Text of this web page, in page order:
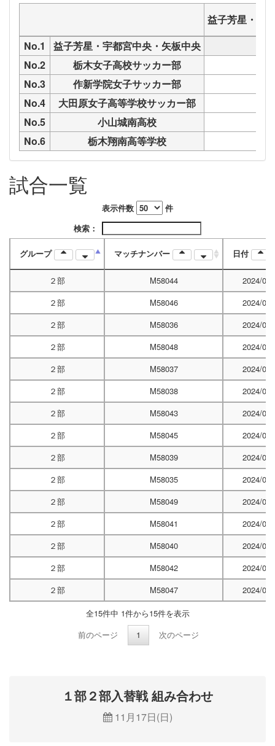
益子芳星・宇
No.1
益子芳星・宇都宮中央・矢板中央
No.2
栃木女子高校サッカー部
No.3
作新学院女子サッカー部
No.4
大田原女子高等学校サッカー部
No.5
小山城南高校
No.6
栃木翔南高等学校
試合一覧
表示件数
件
検索：
グループ マッチナンバー 日付
２部 M58044
2024/04/
２部
M58046
2024/04/
２部
M58036
2024/04/
２部
M58048
2024/04/
２部
M58037
2024/04/
２部
M58038
2024/05/
２部
M58043
2024/05/
２部
M58045
2024/05/
２部
M58039
2024/05/
２部
M58035
2024/06/
２部
M58049
2024/06/
２部
M58041
2024/06/
２部
M58040
2024/06/
２部
M58042
2024/06/
２部
M58047
2024/06/
全15件中 1件から15件を表示
前のページ
1 次のページ
１部２部入替戦 組み合わせ
11月17日(日)